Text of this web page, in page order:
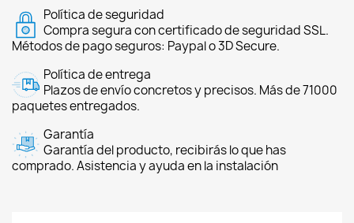
Política de seguridad
Compra segura con certificado de seguridad SSL.
Métodos de pago seguros: Paypal o 3D Secure.
Política de entrega
Plazos de envío concretos y precisos. Más de 71000
paquetes entregados.
Garantía
Garantía del producto, recibirás lo que has
comprado. Asistencia y ayuda en la instalación